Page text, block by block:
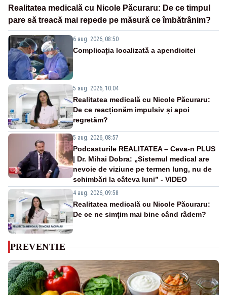
Realitatea medicală cu Nicole Păcuraru: De ce timpul
pare să treacă mai repede pe măsură ce îmbătrânim?
6 aug. 2026, 08:50
Complicația localizată a apendicitei
5 aug. 2026, 10:04
Realitatea medicală cu Nicole Păcuraru:
De ce reacționăm impulsiv și apoi
regretăm?
5 aug. 2026, 08:57
Podcasturile REALITATEA – Ceva-n PLUS
| Dr. Mihai Dobra: „Sistemul medical are
nevoie de viziune pe termen lung, nu de
schimbări la câteva luni” - VIDEO
4 aug. 2026, 09:58
Realitatea medicală cu Nicole Păcuraru:
De ce ne simțim mai bine când râdem?
PREVENTIE